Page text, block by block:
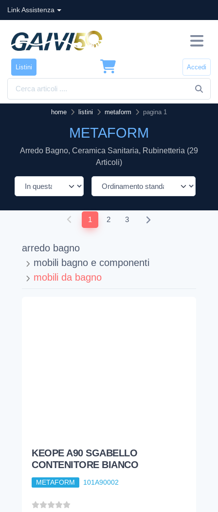
Link Assistenza
Listini Accedi
home listini metaform pagina 1
METAFORM
Arredo Bagno, Ceramica Sanitaria, Rubinetteria (29
Articoli)
1 2 3
arredo bagno
mobili bagno e componenti
mobili da bagno
KEOPE A90 SGABELLO
CONTENITORE BIANCO
METAFORM 101A90002